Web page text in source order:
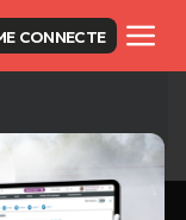
CONNECTE